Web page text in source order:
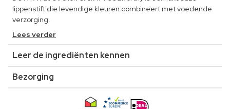
lippenstift die levendige kleuren combineert met voedende
verzorging.
Lees verder
Leer de ingrediënten kennen
Bezorging